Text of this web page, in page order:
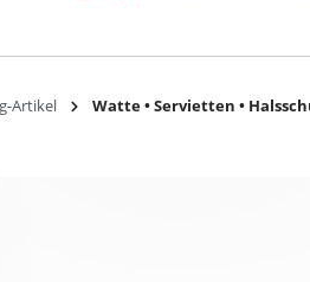
Artikel Watte • Servietten •